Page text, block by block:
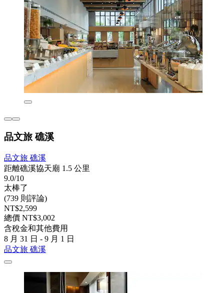
品文旅 礁溪
品文旅 礁溪
距離礁溪協天廟 1.5 公里
9.0/10
太棒了
(739 則評論)
NT$2,599
總價 NT$3,002
含稅金和其他費用
8 月 31 日 - 9 月 1 日
品文旅 礁溪